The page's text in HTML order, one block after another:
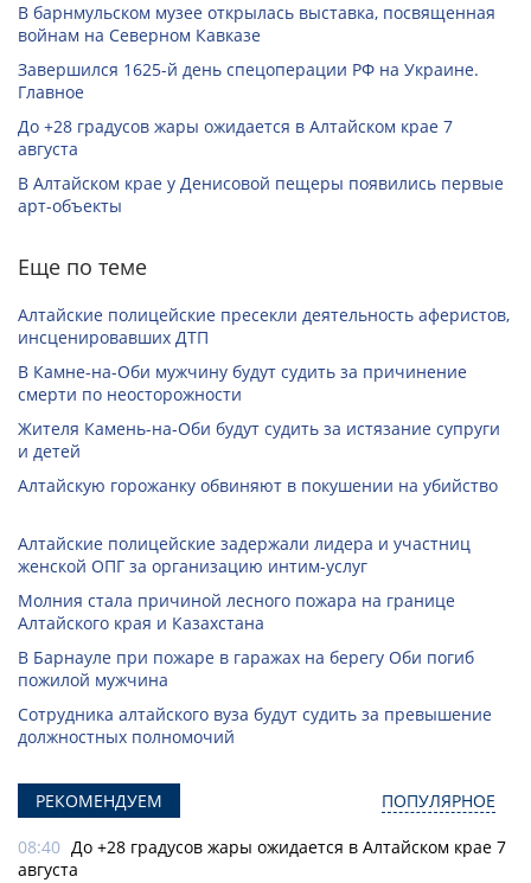
В барнмульском музее открылась выставка, посвященная
войнам на Северном Кавказе
Завершился 1625-й день спецоперации РФ на Украине.
Главное
До +28 градусов жары ожидается в Алтайском крае 7
августа
В Алтайском крае у Денисовой пещеры появились первые
арт-объекты
Еще по теме
Алтайские полицейские пресекли деятельность аферистов,
инсценировавших ДТП
В Камне-на-Оби мужчину будут судить за причинение
смерти по неосторожности
Жителя Камень-на-Оби будут судить за истязание супруги
и детей
Алтайскую горожанку обвиняют в покушении на убийство
Алтайские полицейские задержали лидера и участниц
женской ОПГ за организацию интим-услуг
Молния стала причиной лесного пожара на границе
Алтайского края и Казахстана
В Барнауле при пожаре в гаражах на берегу Оби погиб
пожилой мужчина
Сотрудника алтайского вуза будут судить за превышение
должностных полномочий
РЕКОМЕНДУЕМ ПОПУЛЯРНОЕ
08:40 До +28 градусов жары ожидается в Алтайском крае 7
августа